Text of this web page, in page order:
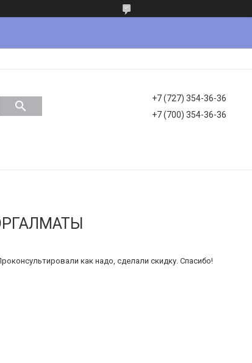
+7 (727) 354-36-36
+7 (700) 354-36-36
как надо, сделали скидку. Спасибо!